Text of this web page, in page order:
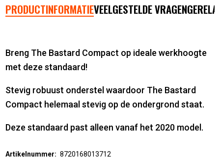
PRODUCTINFORMATIEVEELGESTELDE VRAGEN
Breng The Bastard Compact op ideale werkhoogte
met deze standaard!
Stevig robuust onderstel waardoor The Bastard
Compact helemaal stevig op de ondergrond staat.
Deze standaard past alleen vanaf het 2020 model.
Artikelnummer: 8720168013712